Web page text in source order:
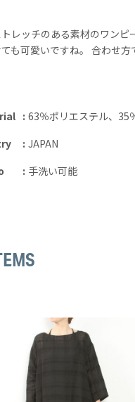
レッチのある素材のワンピ
も可愛いですね。 合わせ
63％ポリエステル、35
JAPAN
手洗い可能